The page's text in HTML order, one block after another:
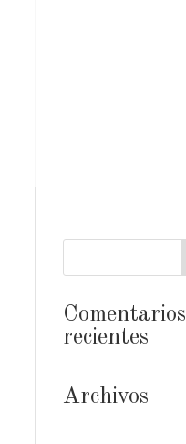
Comentarios
recientes
Archivos